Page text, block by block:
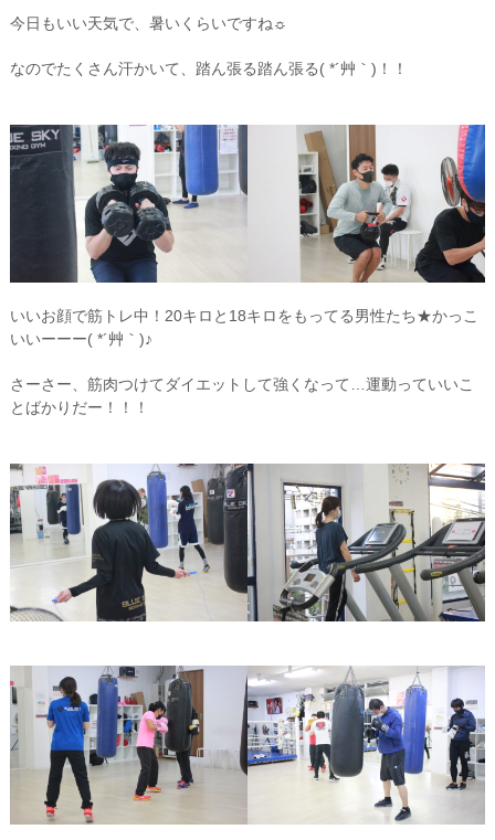
今日もいい天気で、暑いくらいですね☼
なのでたくさん汗かいて、踏ん張る踏ん張る( *´艸｀)！！
いいお顔で筋トレ中！20キロと18キロをもってる男性たち★かっこ
いいーーー( *´艸｀)♪
さーさー、筋肉つけてダイエットして強くなって…運動っていいこ
とばかりだー！！！